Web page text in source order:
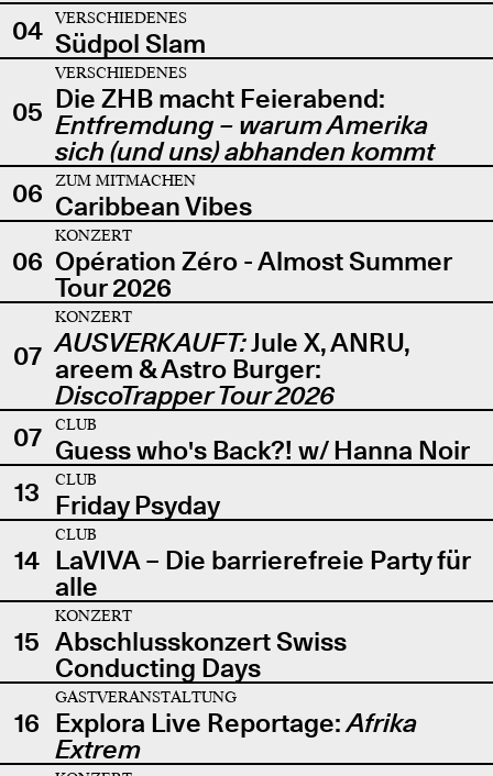
04 VERSCHIEDENES
Südpol Slam
05
VERSCHIEDENES
Die ZHB macht Feierabend:
Entfremdung – warum Amerika
sich (und uns) abhanden kommt
06
ZUM MITMACHEN
Caribbean Vibes
06
KONZERT
Opération Zéro - Almost Summer
Tour 2026
07
KONZERT
AUSVERKAUFT:Jule X, ANRU,
areem & Astro Burger:
DiscoTrapper Tour 2026
07
CLUB
Guess who's Back?! w/ Hanna Noir
13
CLUB
Friday Psyday
14
CLUB
LaVIVA – Die barrierefreie Party für
alle
15
KONZERT
Abschlusskonzert Swiss
Conducting Days
16
GASTVERANSTALTUNG
Explora Live Reportage:Afrika
Extrem